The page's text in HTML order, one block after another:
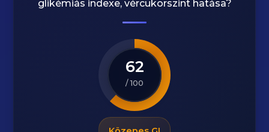
glikémiás indexe, vércukorszint hatása?
62
/ 100